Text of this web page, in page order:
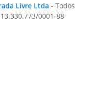
Livre Ltda - Todos
0001-88